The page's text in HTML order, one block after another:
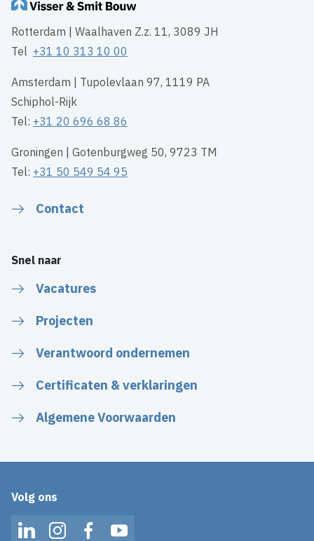
Rotterdam | Waalhaven Z.z. 11, 3089 JH
Tel +31 10 313 10 00
Amsterdam | Tupolevlaan 97, 1119 PA
Schiphol-Rijk
Tel: +31 20 696 68 86
Groningen | Gotenburgweg 50, 9723 TM
Tel: +31 50 549 54 95
Contact
Snel naar
Vacatures
Projecten
Verantwoord ondernemen
Certificaten & verklaringen
Algemene Voorwaarden
Volg ons